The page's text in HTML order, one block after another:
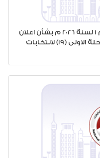
قرار الهيئة الوطنية للانتخابات رقم 1 لسنة 2026 م بشأن اعلان
النتيجة النهائية لجولة الإعادة للمرحلة الاولى (19) لانتخابات